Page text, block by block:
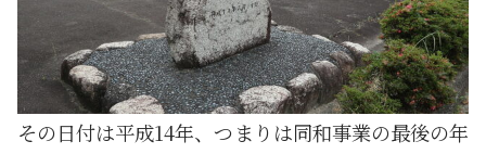
その日付は平成14年、つまりは同和事業の最後の年